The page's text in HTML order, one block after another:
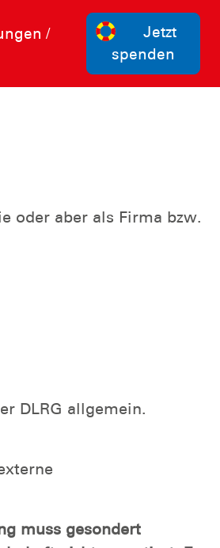
/
Jetzt
spenden
oder aber als Firma bzw.
DLRG allgemein.
muss gesondert